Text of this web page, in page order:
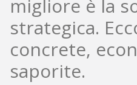
migliore è la
strategica.
concrete,
saporite.